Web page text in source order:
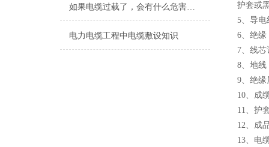
如果电缆过载了，会有什么危害吗？
电力电缆工程中电缆敷设知识
护套或
5、导电
6、绝
7、线
8、地线
9、绝缘
10、成
11、护
12、成
13、电